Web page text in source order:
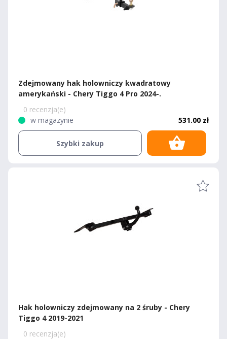
Zdejmowany hak holowniczy kwadratowy
amerykański - Chery Tiggo 4 Pro 2024-.
0 recenzja(e)
w magazynie
531.00 zł
Szybki zakup
Hak holowniczy zdejmowany na 2 śruby - Chery
Tiggo 4 2019-2021
0 recenzja(e)